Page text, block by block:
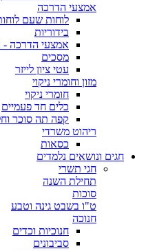
אמצעי הדרכה
לוחות שעם
בידוריות
אמצעי הדרכה -
מסכים
עטי ציון לייזר
מזון וחומרי ניקוי
חומרי ניקוי
כלים חד פעמיים
קפה תה סוכר
ריהוט משרדי
כסאות
חגים ונושאים נלמדים
חגי תשרי
תחילת השנה
סוכות
ט"ו בשבט גינה וטבע
חנוכה
חנוכיות וכדים
סביבונים